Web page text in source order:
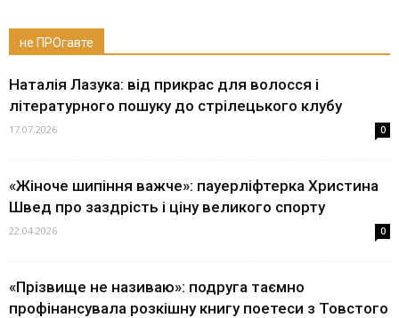
не ПРОгавте
Наталія Лазука: від прикрас для волосся і
літературного пошуку до стрілецького клубу
17.07.2026 0
«Жіноче шипіння важче»: пауерліфтерка Христина
Швед про заздрість і ціну великого спорту
22.04.2026 0
«Прізвище не називаю»: подруга таємно
профінансувала розкішну книгу поетеси з Товстого